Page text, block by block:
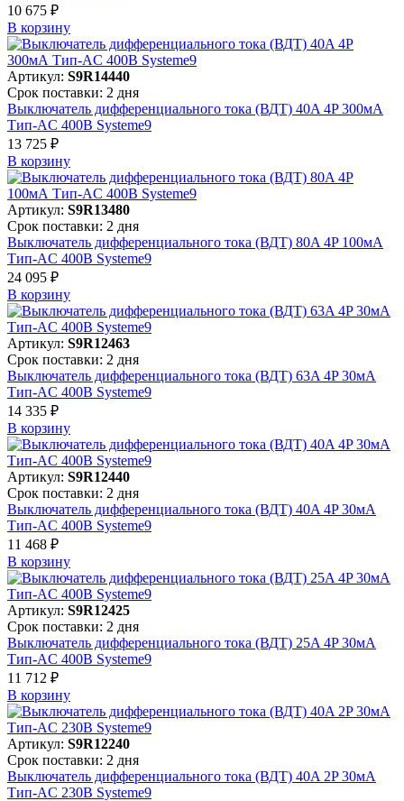
10 675 ₽
В корзинy
Артикул: S9R14440
Срок поставки: 2 дня
Выключатель дифференциального тока (ВДТ) 40A 4P 300мА
Тип-AC 400В Systeme9
13 725 ₽
В корзинy
Артикул: S9R13480
Срок поставки: 2 дня
Выключатель дифференциального тока (ВДТ) 80A 4P 100мА
Тип-AC 400В Systeme9
24 095 ₽
В корзинy
Артикул: S9R12463
Срок поставки: 2 дня
Выключатель дифференциального тока (ВДТ) 63A 4P 30мА
Тип-AC 400В Systeme9
14 335 ₽
В корзинy
Артикул: S9R12440
Срок поставки: 2 дня
Выключатель дифференциального тока (ВДТ) 40A 4P 30мА
Тип-AC 400В Systeme9
11 468 ₽
В корзинy
Артикул: S9R12425
Срок поставки: 2 дня
Выключатель дифференциального тока (ВДТ) 25A 4P 30мА
Тип-AC 400В Systeme9
11 712 ₽
В корзинy
Артикул: S9R12240
Срок поставки: 2 дня
Выключатель дифференциального тока (ВДТ) 40A 2P 30мА
Тип-AC 230В Systeme9